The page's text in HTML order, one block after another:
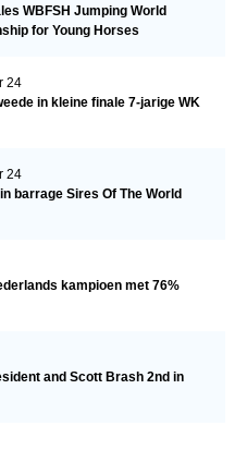
WBFSH Jumping World
for Young Horses
24
in kleine finale 7-jarige WK
24
barrage Sires Of The World
kampioen met 76%
and Scott Brash 2nd in